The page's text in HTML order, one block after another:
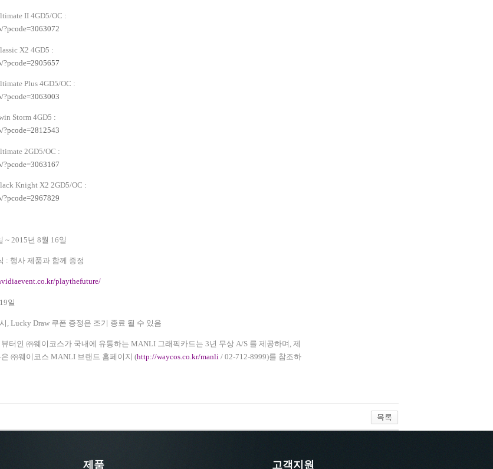
II 4GD5/OC :
X2 4GD5 :
Plus 4GD5/OC :
Storm 4GD5 :
2GD5/OC :
Knight X2 2GD5/OC :
~ 2015년 8월 16일
: 행사 제품과 함께 증정
playthefuture/
19일
, Lucky Draw 쿠폰 증정은 조기 종료 될 수 있음
터인 ㈜웨이코스가 국내에 유통하는 MANLI 그래픽카드는 3년 무상 A/S 를 제공하며 , 제
㈜웨이코스 MANLI 브랜드 홈페이지 (http://waycos.co.kr/manli / 02-712-8999)를 참조하
제품 고객지원